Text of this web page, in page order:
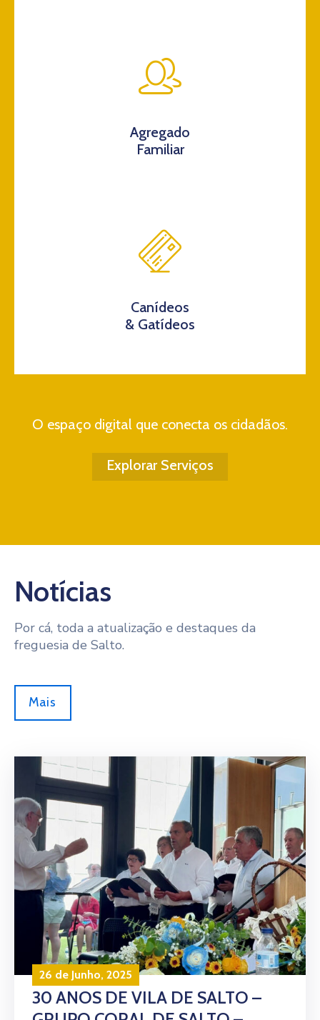
Agregado
Familiar
Canídeos
& Gatídeos
O espaço digital que conecta os cidadãos.
Explorar Serviços
Notícias
Por cá, toda a atualização e destaques da
freguesia de Salto.
Mais
26 de Junho, 2025
30 ANOS DE VILA DE SALTO –